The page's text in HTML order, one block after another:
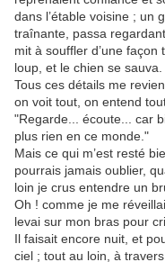
dans l’étable voisine ; un
traînante, passa
mit à souffler d’une
loup, et le chien se sauva.
Tous ces détails me
on voit tout, on entend
"Regarde... écoute... car
plus rien en ce monde."
Mais ce qui m’est resté
pourrais jamais oublier,
loin je crus entendre un
Oh ! comme je me
levai sur mon bras pour
Il faisait encore nuit, et
ciel ; tout au loin, à